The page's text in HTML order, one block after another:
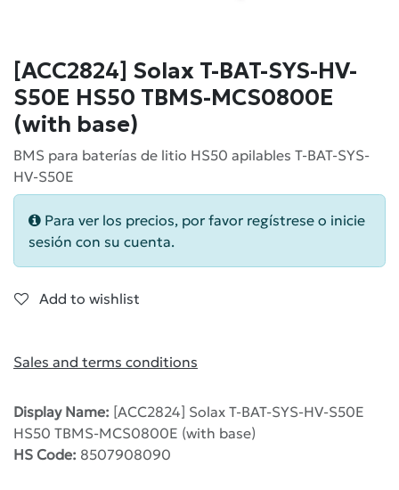
[ACC2824] Solax T-BAT-SYS-HV-
S50E HS50 TBMS-MCS0800E
(with base)
BMS para baterías de litio HS50 apilables T-BAT-SYS-
HV-S50E
Para ver los precios, por favor regístrese o inicie
sesión con su cuenta.
Add to wishlist
Sales and terms conditions
Display Name: [ACC2824] Solax T-BAT-SYS-HV-S50E
HS50 TBMS-MCS0800E (with base)
HS Code: 8507908090